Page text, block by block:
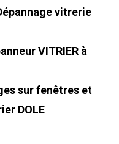
vitrerie
VITRIER à
sur fenêtres et
DOLE